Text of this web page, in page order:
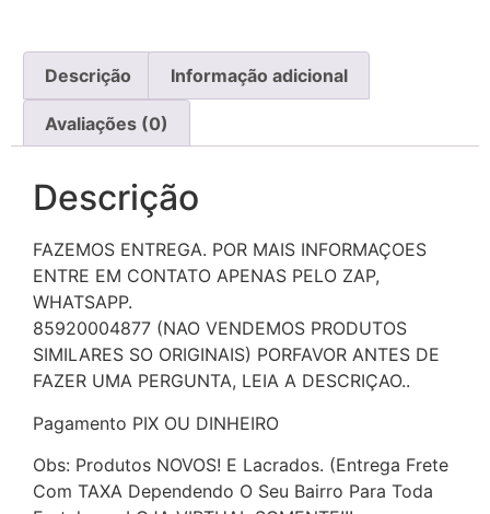
Descrição Informação adicional
Avaliações (0)
Descrição
FAZEMOS ENTREGA. POR MAIS INFORMAÇOES
ENTRE EM CONTATO APENAS PELO ZAP,
WHATSAPP.
85920004877 (NAO VENDEMOS PRODUTOS
SIMILARES SO ORIGINAIS) PORFAVOR ANTES DE
FAZER UMA PERGUNTA, LEIA A DESCRIÇAO..
Pagamento PIX OU DINHEIRO
Obs: Produtos NOVOS! E Lacrados. (Entrega Frete
Com TAXA Dependendo O Seu Bairro Para Toda